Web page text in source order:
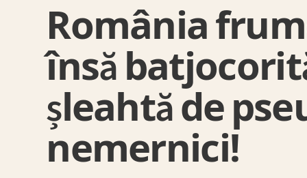
România
însă
șleahtă de
nemernici!